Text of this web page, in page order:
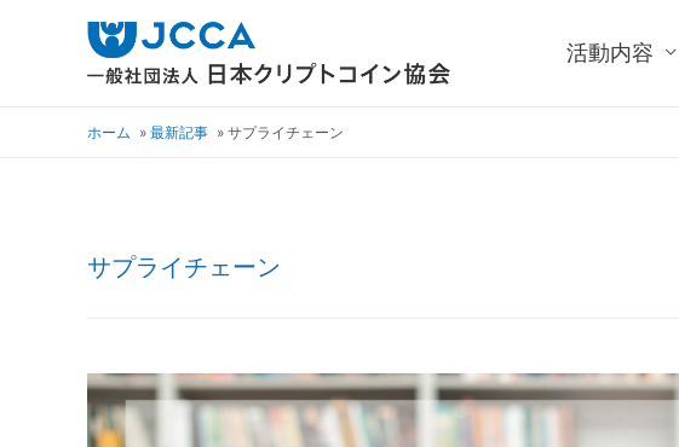
活動内容
ホーム 最新記事 サプライチェーン
サプライチェーン